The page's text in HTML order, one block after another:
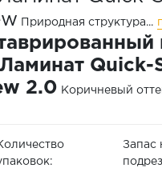
Природная структура...
Quick-
2.0 Коричневый
Запас